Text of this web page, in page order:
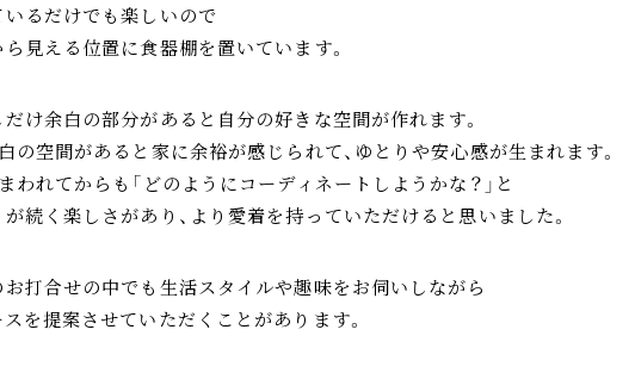
るだけでも楽しいので
見える位置に食器棚を置いています。
け余白の部分があると自分の好きな空間が作れます。
の空間があると家に余裕が感じられて、ゆとりや安心感が生まれます。
われてからも「どのようにコーディネートしようかな？」と
続く楽しさがあり、より愛着を持っていただけると思いました。
打合せの中でも生活スタイルや趣味をお伺いしながら
を提案させていただくことがあります。